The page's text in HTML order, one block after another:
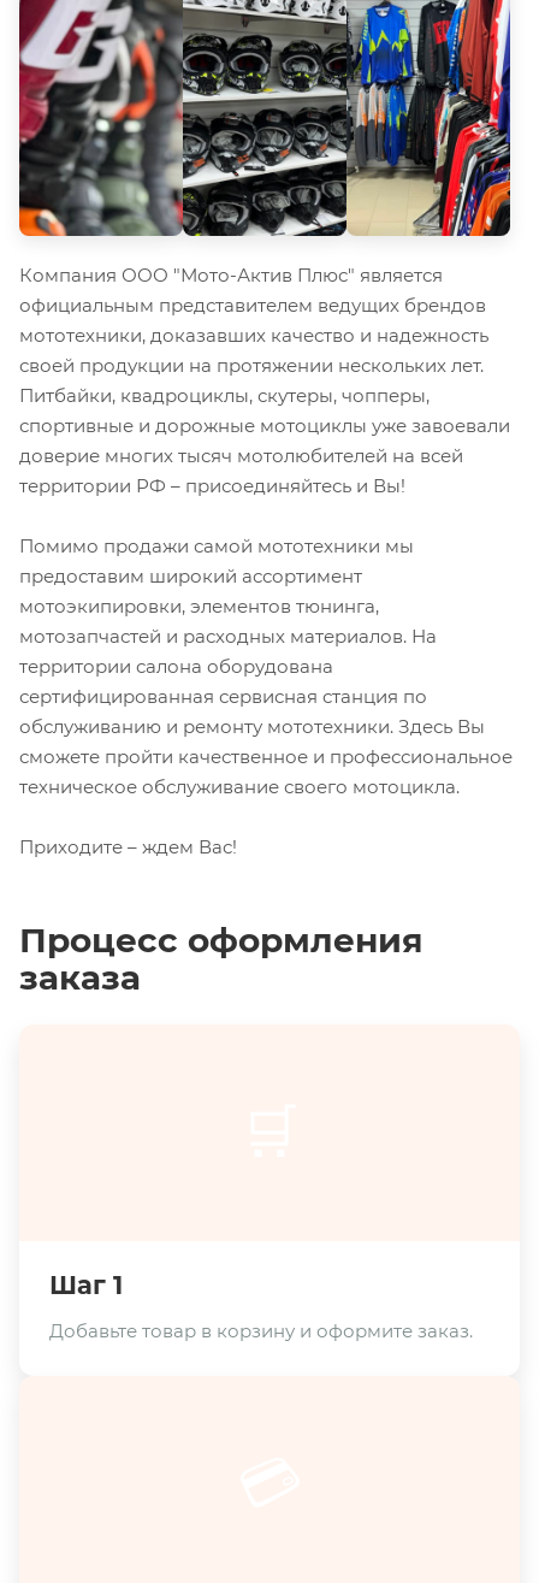
Компания ООО "Мото-Актив Плюс" является
официальным представителем ведущих брендов
мототехники, доказавших качество и надежность
своей продукции на протяжении нескольких лет.
Питбайки, квадроциклы, скутеры, чопперы,
спортивные и дорожные мотоциклы уже завоевали
доверие многих тысяч мотолюбителей на всей
территории РФ – присоединяйтесь и Вы!
Помимо продажи самой мототехники мы
предоставим широкий ассортимент
мотоэкипировки, элементов тюнинга,
мотозапчастей и расходных материалов. На
территории салона оборудована
сертифицированная сервисная станция по
обслуживанию и ремонту мототехники. Здесь Вы
сможете пройти качественное и профессиональное
техническое обслуживание своего мотоцикла.
Приходите – ждем Вас!
Процесс оформления
заказа
Шаг 1
Добавьте товар в корзину и оформите заказ.